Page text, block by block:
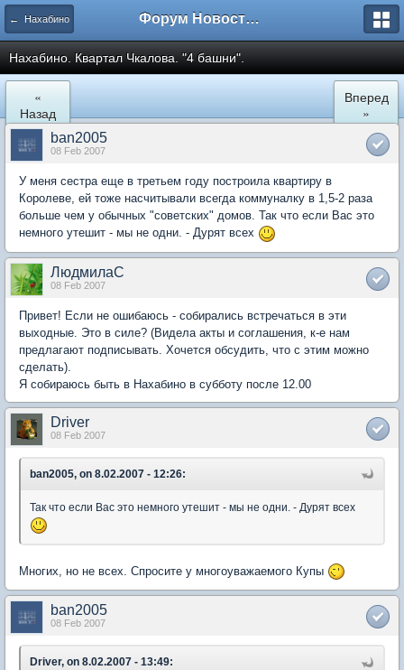
← Нахабино Форум Новостройки
Нахабино. Квартал Чкалова. "4 башни".
«
Назад
Вперед
»
ban2005
08 Feb 2007
У меня сестра еще в третьем году построила квартиру в
Королеве, ей тоже насчитывали всегда коммуналку в 1,5-2 раза
больше чем у обычных "советских" домов. Так что если Вас это
немного утешит - мы не одни. - Дурят всех
ЛюдмилаС
08 Feb 2007
Привет! Если не ошибаюсь - собирались встречаться в эти
выходные. Это в силе? (Видела акты и соглашения, к-е нам
предлагают подписывать. Хочется обсудить, что с этим можно
сделать).
Я собираюсь быть в Нахабино в субботу после 12.00
Driver
08 Feb 2007
ban2005, on 8.02.2007 - 12:26:
Так что если Вас это немного утешит - мы не одни. - Дурят всех
Многих, но не всех. Спросите у многоуважаемого Купы
ban2005
08 Feb 2007
Driver, on 8.02.2007 - 13:49: